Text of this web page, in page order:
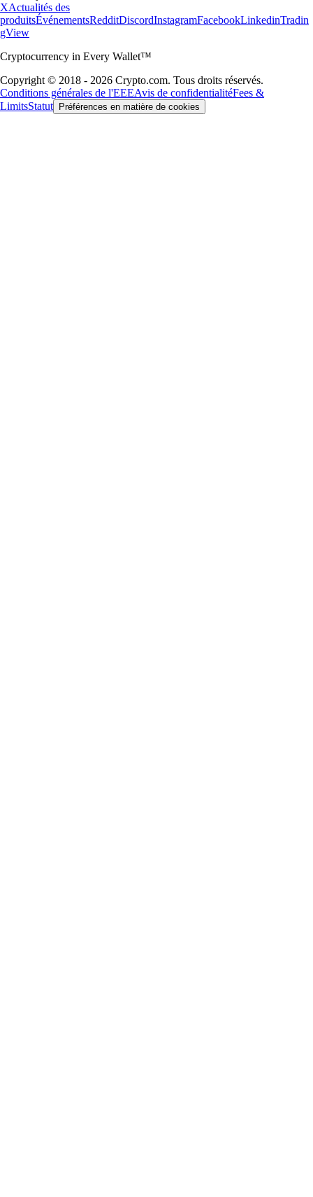
XActualités des
produitsÉvénementsRedditDiscordInstagramFacebookLinkedinTradin
gView
Cryptocurrency in Every Wallet™
Copyright © 2018 - 2026 Crypto.com. Tous droits réservés.
Conditions générales de l'EEEAvis de confidentialitéFees &
LimitsStatut Préférences en matière de cookies